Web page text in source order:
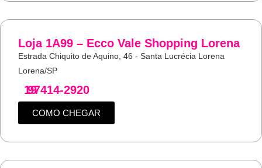
Loja 1A99 – Ecco Vale Shopping Lorena
Estrada Chiquito de Aquino, 46 - Santa Lucrécia Lorena
Lorena/SP
19
97414-2920
COMO CHEGAR